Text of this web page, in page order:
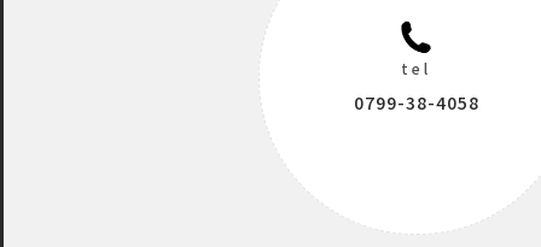
tel
0799-38-4058